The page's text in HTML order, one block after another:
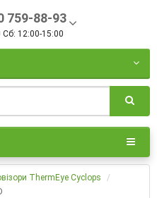
759-88-93
Сб: 12:00-15:00
ThermEye Cyclops